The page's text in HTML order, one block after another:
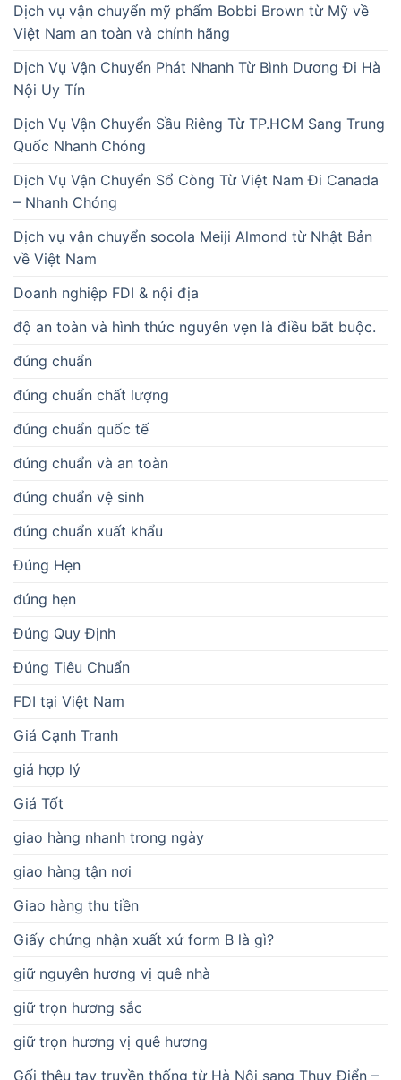
Dịch vụ vận chuyển mỹ phẩm Bobbi Brown từ Mỹ về
Việt Nam an toàn và chính hãng
Dịch Vụ Vận Chuyển Phát Nhanh Từ Bình Dương Đi Hà
Nội Uy Tín
Dịch Vụ Vận Chuyển Sầu Riêng Từ TP.HCM Sang Trung
Quốc Nhanh Chóng
Dịch Vụ Vận Chuyển Sổ Còng Từ Việt Nam Đi Canada
– Nhanh Chóng
Dịch vụ vận chuyển socola Meiji Almond từ Nhật Bản
về Việt Nam
Doanh nghiệp FDI & nội địa
độ an toàn và hình thức nguyên vẹn là điều bắt buộc.
đúng chuẩn
đúng chuẩn chất lượng
đúng chuẩn quốc tế
đúng chuẩn và an toàn
đúng chuẩn vệ sinh
đúng chuẩn xuất khẩu
Đúng Hẹn
đúng hẹn
Đúng Quy Định
Đúng Tiêu Chuẩn
FDI tại Việt Nam
Giá Cạnh Tranh
giá hợp lý
Giá Tốt
giao hàng nhanh trong ngày
giao hàng tận nơi
Giao hàng thu tiền
Giấy chứng nhận xuất xứ form B là gì?
giữ nguyên hương vị quê nhà
giữ trọn hương sắc
giữ trọn hương vị quê hương
Gối thêu tay truyền thống từ Hà Nội sang Thụy Điển –